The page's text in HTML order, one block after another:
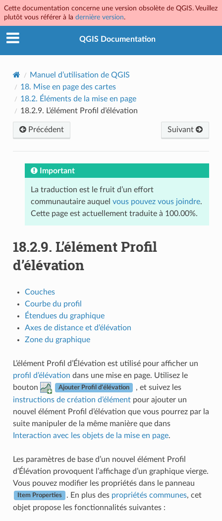
Cette documentation concerne une version obsolète de QGIS. Veuillez
plutôt vous référer à la dernière version.
QGIS Documentation
Manuel d’utilisation de QGIS
18. Mise en page des cartes
18.2. Éléments de la mise en page
18.2.9. L’élément Profil d’élévation
Précédent Suivant
Important
La traduction est le fruit d’un effort
communautaire auquel vous pouvez vous joindre.
Cette page est actuellement traduite à 100.00%.
18.2.9. L’élément Profil
d’élévation
Couches
Courbe du profil
Étendues du graphique
Axes de distance et d’élévation
Zone du graphique
L’élément Profil d’Élévation est utilisé pour afficher un
profil d’élévation dans une mise en page. Utilisez le
bouton
Ajouter Profil d’élévation
, et suivez les
instructions de création d’élémentpour ajouter un
nouvel élément Profil d’élévation que vous pourrez par la
suite manipuler de la même manière que dans
Interaction avec les objets de la mise en page.
Les paramètres de base d’un nouvel élément Profil
d’Élévation provoquent l’affichage d’un graphique vierge.
Vous pouvez modifier les propriétés dans le panneau
Item Properties . En plus des propriétés communes, cet
objet propose les fonctionnalités suivantes :